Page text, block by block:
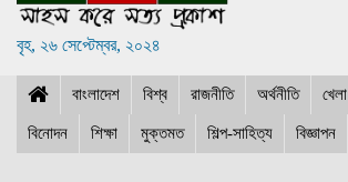
বৃহ, ২৬ সেপ্টেম্বর, ২০২৪
বাংলাদেশ বিশ্ব রাজনীতি অর্থনীতি খেলা
বিনোদন শিক্ষা মুক্তমত শিল্প-সাহিত্য বিজ্ঞাপন